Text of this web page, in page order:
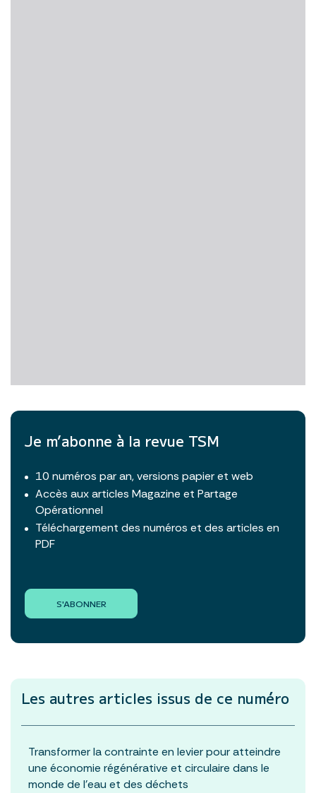
Je m’abonne à la revue TSM
10 numéros par an, versions papier et web
Accès aux articles Magazine et Partage
Opérationnel
Téléchargement des numéros et des articles en
PDF
S'ABONNER
Les autres articles issus de ce numéro
Transformer la contrainte en levier pour atteindre
une économie régénérative et circulaire dans le
monde de l’eau et des déchets